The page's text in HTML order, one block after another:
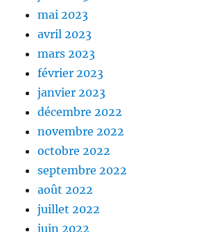
mai 2023
avril 2023
mars 2023
février 2023
janvier 2023
décembre 2022
novembre 2022
octobre 2022
septembre 2022
août 2022
juillet 2022
juin 2022